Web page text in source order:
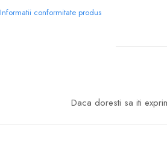
Informatii conformitate produs
Daca doresti sa iti